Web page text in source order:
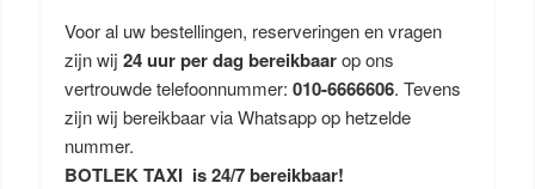
Voor al uw bestellingen, reserveringen en vragen
zijn wij 24 uur per dag bereikbaarop ons
vertrouwde telefoonnummer: 010-6666606. Tevens
zijn wij bereikbaar via Whatsapp op hetzelde
nummer.
BOTLEK TAXI is 24/7 bereikbaar!